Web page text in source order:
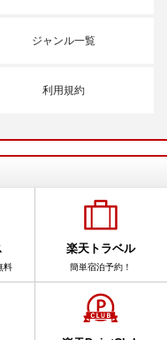
ジャンル一覧
利用規約
料
楽天トラベル
簡単宿泊予約！